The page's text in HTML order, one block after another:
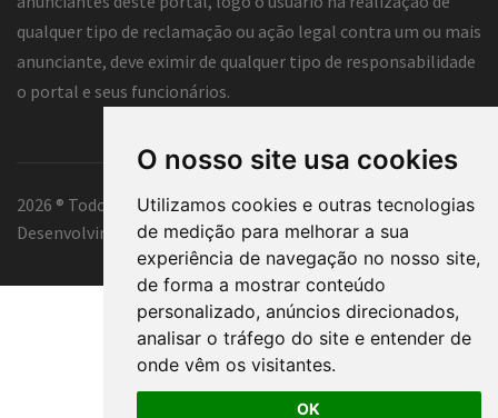
O nosso site usa cookies
Utilizamos cookies e outras tecnologias
de medição para melhorar a sua
experiência de navegação no nosso site,
de forma a mostrar conteúdo
personalizado, anúncios direcionados,
analisar o tráfego do site e entender de
onde vêm os visitantes.
OK
qualquer tipo de reclamação ou ação legal contra um ou mais
anunciante, deve eximir de qualquer tipo de responsabilidade
o portal e seus funcionários.
2026 ® Todos os direitos reservados.
Desenvolvimento e hospedagemClassificados Tubarão ®